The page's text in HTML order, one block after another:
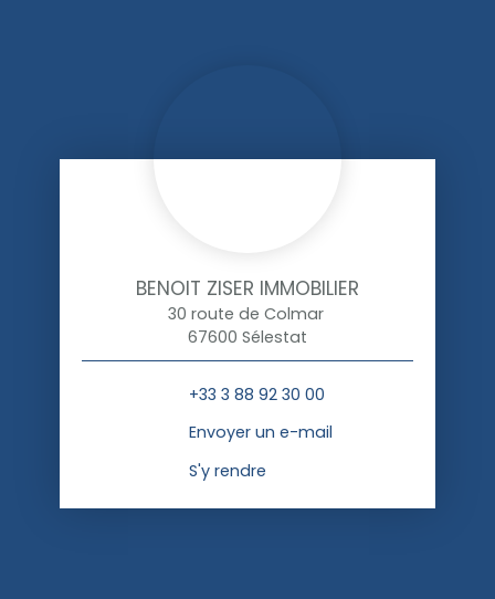
BENOIT ZISER IMMOBILIER
30 route de Colmar
67600 Sélestat
+33 3 88 92 30 00
Envoyer un e-mail
S'y rendre